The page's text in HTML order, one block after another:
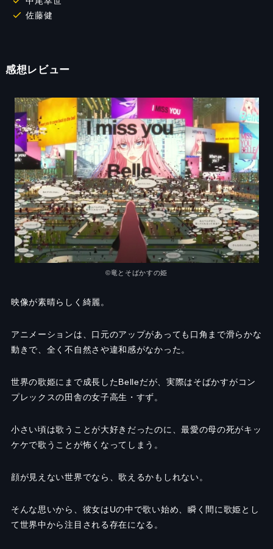
佐藤健
感想レビュー
©竜とそばかすの姫
映像が素晴らしく綺麗。
アニメーションは、口元のアップがあっても口角まで滑らかな
動きで、全く不自然さや違和感がなかった。
世界の歌姫にまで成長したBelleだが、実際はそばかすがコン
プレックスの田舎の女子高生・すず。
小さい頃は歌うことが大好きだったのに、最愛の母の死がキッ
ケケで歌うことが怖くなってしまう。
顔が見えない世界でなら、歌えるかもしれない。
そんな思いから、彼女はUの中で歌い始め、瞬く間に歌姫とし
て世界中から注目される存在になる。